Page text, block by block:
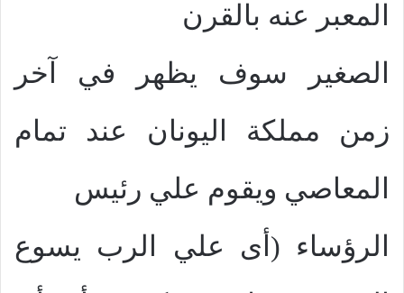
المعبر عنه بالقرن
الصغير سوف يظهر في آخر
زمن مملكة اليونان عند تمام
المعاصي ويقوم علي رئيس
الرؤساء (أى علي الرب يسوع